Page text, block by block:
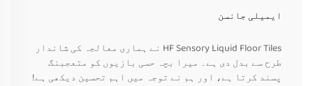
ایمیلی جانسن
HF Sensory Liquid Floor Tiles نے ہماری معالجہ کی شاندار
طرح سے بدل دی ہے۔ میرا بچہ حسی بازیوں کو متعجبنگ
پسند کرتا ہے، اور ہم نے توجہ میں اہم تحسین دیکھی ہے!